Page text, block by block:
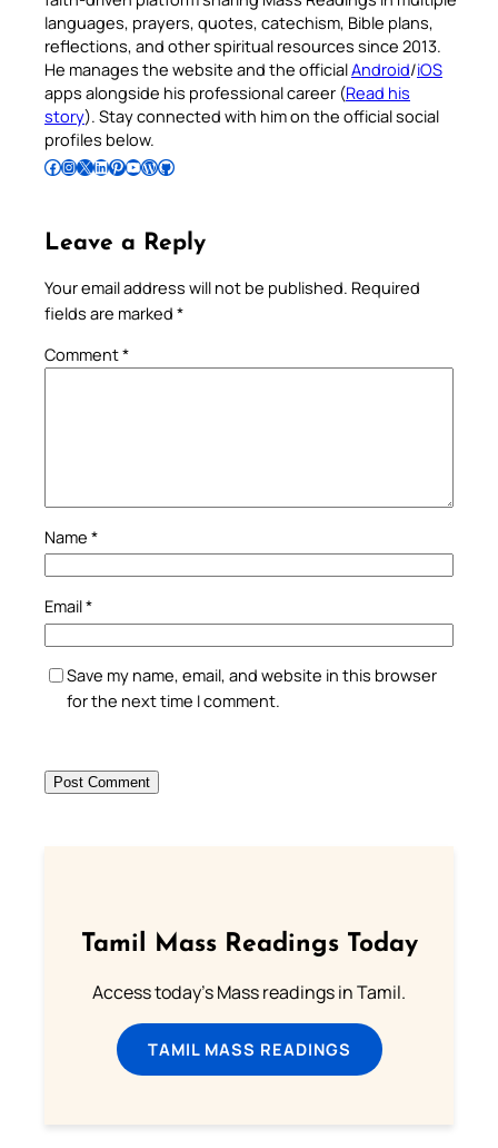
languages, prayers, quotes, catechism, Bible plans,
reflections, and other spiritual resources since 2013.
He manages the website and the officialAndroid/iOS
apps alongside his professional career (Read his
story). Stay connected with him on the official social
profiles below.
Follow Pradeep on Facebook Follow Pradeep on InstagramFollow Pradeep on X Follow Pradeep on LinkedIn Follow Pradeep on Pinterest Subscribe to Pradeep’s Youtube Channel Follow Pradeep on WordPress Follow Pradeep on GitHub
Leave a Reply
Your email address will not be published. Required
fields are marked *
Comment*
Name *
Email*
Save my name, email, and website in this browser
for the next time I comment.
Tamil Mass Readings Today
Access today's Mass readings in Tamil.
TAMIL MASS READINGS